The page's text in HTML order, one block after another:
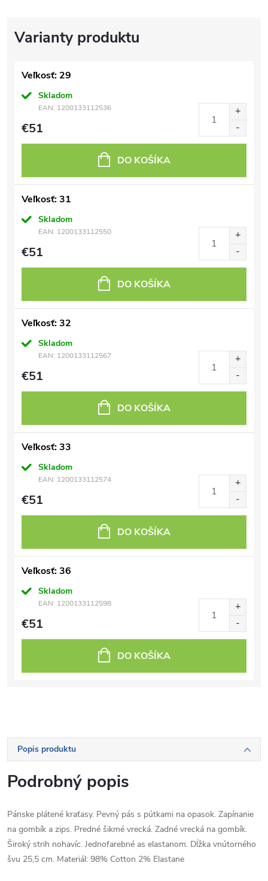
Veľkosť: 29
Skladom
EAN: 1200133112536
€51
DO KOŠÍKA
Veľkosť: 31
Skladom
EAN: 1200133112550
€51
DO KOŠÍKA
Veľkosť: 32
Skladom
EAN: 1200133112567
€51
DO KOŠÍKA
Veľkosť: 33
Skladom
EAN: 1200133112574
€51
DO KOŠÍKA
Veľkosť: 36
Skladom
EAN: 1200133112598
€51
DO KOŠÍKA
Popis produktu
Podrobný popis
Pánske plátené kraťasy. Pevný pás s pútkami na opasok. Zapínanie
na gombík a zips. Predné šikmé vrecká. Zadné vrecká na gombík.
Široký strih nohavíc. Jednofarebné as elastanom. Dĺžka vnútorného
švu 25,5 cm. Materiál: 98% Cotton 2% Elastane